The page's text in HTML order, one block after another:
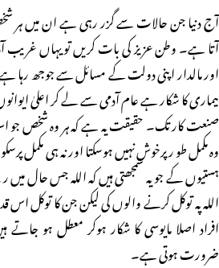
آج دنیا جن حالات سے گزر رہی ہے ان میں ہر شخص
آتا ہے۔ وطن عزیز کی بات کریں تو یہاں
اور مالدار اپنی دولت کے مسائل سے جوجھ رہا
بیماری کا شکار ہے عام آدمی سے لے کر اعلیٰ
صنعت کار تک۔ حقیقت یہ ہے کہ ہر وہ شخص جو
وہ مکمل طو رپرخوش نہیں ہوسکتا اور نہ ہی مکمل
ہستیوں کے جو یہ سمجھتی ہیں کہ اللہ جس حال
اللہ پہ توکل کرنے والوں کی لیکن جن کا توکل اس
افراد اصلا مایوسی کا شکار ہوکر معطل ہو
ضرورت ہوتی ہے۔